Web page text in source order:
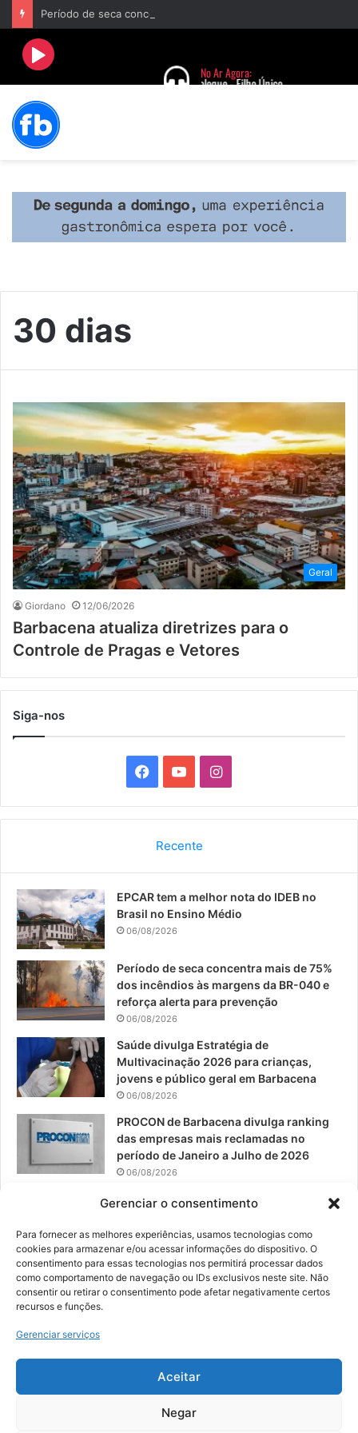
Gerenciar o consentimento
Para fornecer as melhores experiências, usamos tecnologias como
cookies para armazenar e/ou acessar informações do dispositivo. O
consentimento para essas tecnologias nos permitirá processar dados
como comportamento de navegação ou IDs exclusivos neste site. Não
consentir ou retirar o consentimento pode afetar negativamente certos
recursos e funções.
Gerenciar serviços
Aceitar
Negar
30 dias
Geral
Giordano 12/06/2026
Barbacena atualiza diretrizes para o
Controle de Pragas e Vetores
Siga-nos
a
b
o
o
k
o
u
e
I
n
a
r
a
Recente
EPCAR tem a melhor nota do IDEB no
Brasil no Ensino Médio
06/08/2026
Período de seca concentra mais de 75%
dos incêndios às margens da BR-040 e
reforça alerta para prevenção
06/08/2026
Saúde divulga Estratégia de
Multivacinação 2026 para crianças,
jovens e público geral em Barbacena
06/08/2026
PROCON de Barbacena divulga ranking
das empresas mais reclamadas no
período de Janeiro a Julho de 2026
06/08/2026
Prefeitura convoca organizações de
Resíduos Sólidos
05/08/2026
© 2026, Todos os direitos reservados | Desenvolvido por:
Digital Business| Hospedado por:NP Publicidade
Fale Conosco
Sobre Nós
Política de Segurança e Privacidade